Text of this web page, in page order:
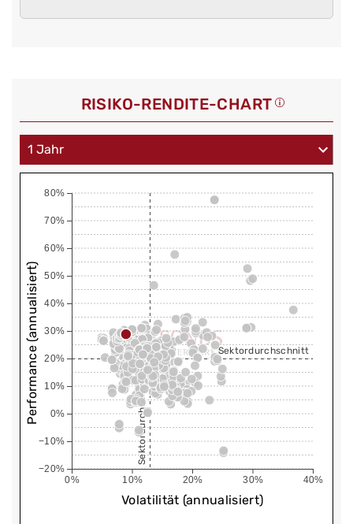
RISIKO-RENDITE-CHART
0% 10% 20% 30% 40%
−20%
−10%
0%
10%
20%
30%
40%
50%
60%
70%
80%
Sektordurchschnitt
Sektordurchschnitt
Volatilität (annualisiert)
Performance (annualisiert)